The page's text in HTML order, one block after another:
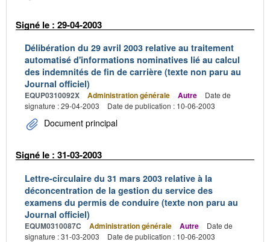
Signé le : 29-04-2003
Délibération du 29 avril 2003 relative au traitement
automatisé d'informations nominatives lié au calcul
des indemnités de fin de carrière (texte non paru au
Journal officiel)
EQUP0310092X Administration générale Autre
Date de
signature : 29-04-2003
Date de publication : 10-06-2003
Document principal
Signé le : 31-03-2003
Lettre-circulaire du 31 mars 2003 relative à la
déconcentration de la gestion du service des
examens du permis de conduire (texte non paru au
Journal officiel)
EQUM0310087C Administration générale Autre
Date de
signature : 31-03-2003
Date de publication : 10-06-2003